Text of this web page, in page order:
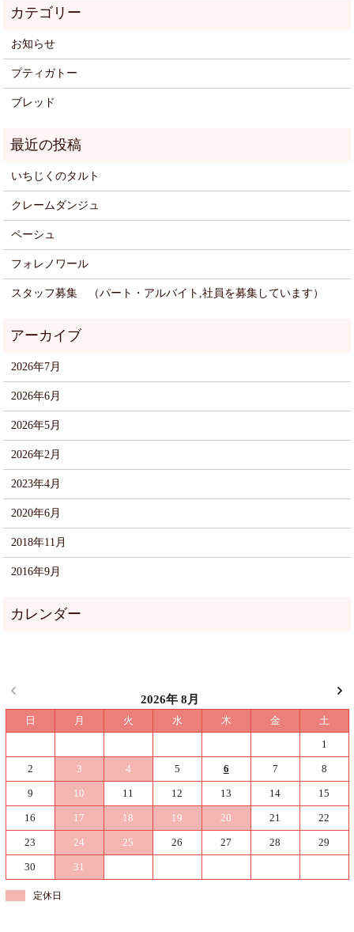
お知らせ
プティガトー
ブレッド
いちじくのタルト
クレームダンジュ
ペーシュ
フォレノワール
スタッフ募集 （パート・アルバイト,社員を募集しています）
2026年7月
2026年6月
2026年5月
2026年2月
2023年4月
2020年6月
2018年11月
2016年9月
2026年 8月
日 月 火 水 木 金
土
1
2 3 4 5 6 7 8
9 10 11 12 13 14 15
16 17 18 19 20 21 22
23 24 25 26 27 28 29
30 31
定休日